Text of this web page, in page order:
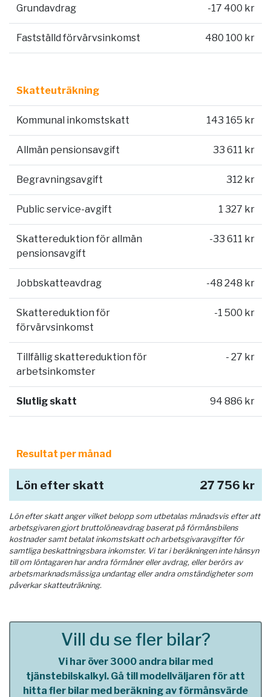
Grundavdrag -17 400 kr
Fastställd förvärvsinkomst 480 100 kr
Skatteuträkning
Kommunal inkomstskatt 143 165 kr
Allmän pensionsavgift 33 611 kr
Begravningsavgift 312 kr
Public service-avgift 1 327 kr
Skattereduktion för allmän
pensionsavgift
-33 611 kr
Jobbskatteavdrag -48 248 kr
Skattereduktion för
förvärvsinkomst
-1 500 kr
Tillfällig skattereduktion för
arbetsinkomster
- 27 kr
Slutlig skatt 94 886 kr
Resultat per månad
Lön efter skatt 27 756 kr
Lön efter skatt anger vilket belopp som utbetalas månadsvis efter att
arbetsgivaren gjort bruttolöneavdrag baserat på förmånsbilens
kostnader samt betalat inkomstskatt och arbetsgivaravgifter för
samtliga beskattningsbara inkomster. Vi tar i beräkningen inte hänsyn
till om löntagaren har andra förmåner eller avdrag, eller berörs av
arbetsmarknadsmässiga undantag eller andra omständigheter som
påverkar skatteuträkning.
Vill du se fler bilar?
Vi har över 3000 andra bilar med
tjänstebilskalkyl. Gå till modellväljaren för att
hitta fler bilar med beräkning av förmånsvärde